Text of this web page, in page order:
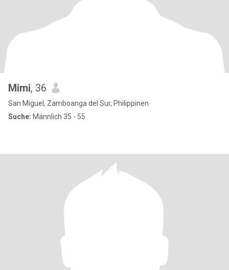
Mimi, 36
San Miguel, Zamboanga del Sur, Philippinen
Suche: Männlich 35 - 55